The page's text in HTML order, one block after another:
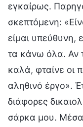
εγκαίρως.
σκεπτόμενη:
είμαι υπεύθυνη,
τα κάνω όλα. Αν
καλά, φταίνε οι
αληθινό έργο».
διάφορες
σάρκα μου. Μέσα